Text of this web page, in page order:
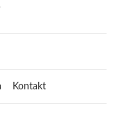
Kontakt